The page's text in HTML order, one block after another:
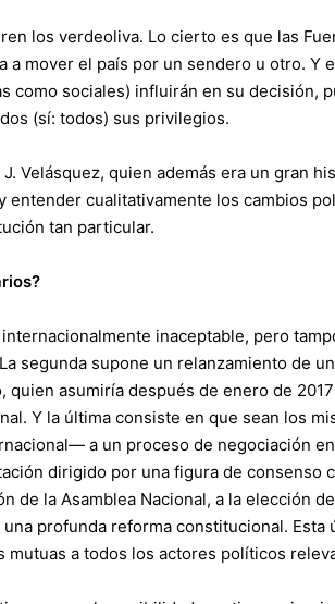
los verdeoliva. Lo cierto es que las
mover el país por un sendero u otro. Y
como sociales) influirán en su decisión,
(sí: todos) sus privilegios.
Velásquez, quien además era un gran
entender cualitativamente los cambios
tan particular.
inaceptable, pero
segunda supone un relanzamiento de
asumiría después de enero de
Y la última consiste en que sean los
a un proceso de negociación
dirigido por una figura de consenso
de la Asamblea Nacional, a la elección
profunda reforma constitucional. Esta
mutuas a todos los actores políticos